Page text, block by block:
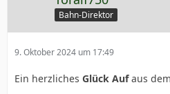
Bahn-Direktor
9. Oktober 2024 um 17:49
Ein herzliches Glück Aufaus